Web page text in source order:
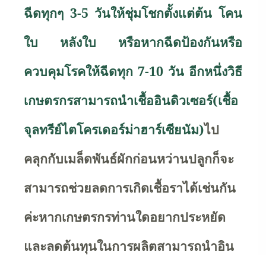
ฉีดทุกๆ 3-5 วันให้ชุ่มโชกตั้งแต่ต้น โคน
ใบ หลังใบ หรือหากฉีดป้องกันหรือ
ควบคุมโรคให้ฉีดทุก 7-10 วัน อีกหนึ่งวิธี
เกษตรกรสามารถนำเชื้ออินดิวเซอร์(เชื้อ
จุลทรีย์ไตโครเดอร์ม่าฮาร์เซียนัม)ไป
คลุกกับเมล็ดพันธ์ผักก่อนหว่านปลูกก็จะ
สามารถช่วยลดการเกิดเชื้อราได้เช่นกัน
ค่ะหากเกษตรกรท่านใดอยากประหยัด
และลดต้นทุนในการผลิตสามารถนำอิน